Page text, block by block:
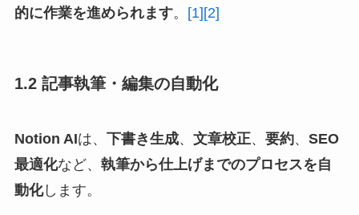
的に作業を進められます。 [1][2]
1.2 記事執筆・編集の自動化
Notion AIは、 下書き生成、 文章校正、 要約、 SEO
最適化など、 執筆から仕上げまでのプロセスを自
動化します。